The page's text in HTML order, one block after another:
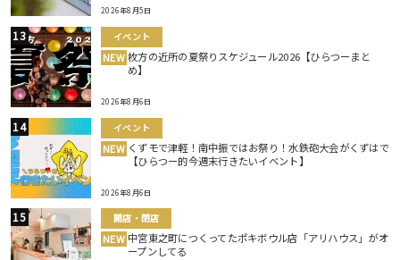
2026年8月5日
イベント
NEW 枚方の近所の夏祭りスケジュール2026【ひらつーまと
め】
2026年8月6日
イベント
NEW くずモで津軽！南中振ではお祭り！水鉄砲大会がくずはで
【ひらつー的今週末行きたいイベント】
2026年8月6日
開店・閉店
NEW 中宮東之町につくってたポキボウル店「アリハウス」がオ
ープンしてる